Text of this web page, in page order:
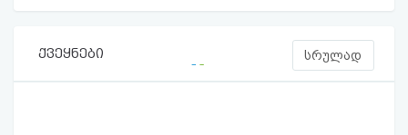
ქვეყნები სრულად